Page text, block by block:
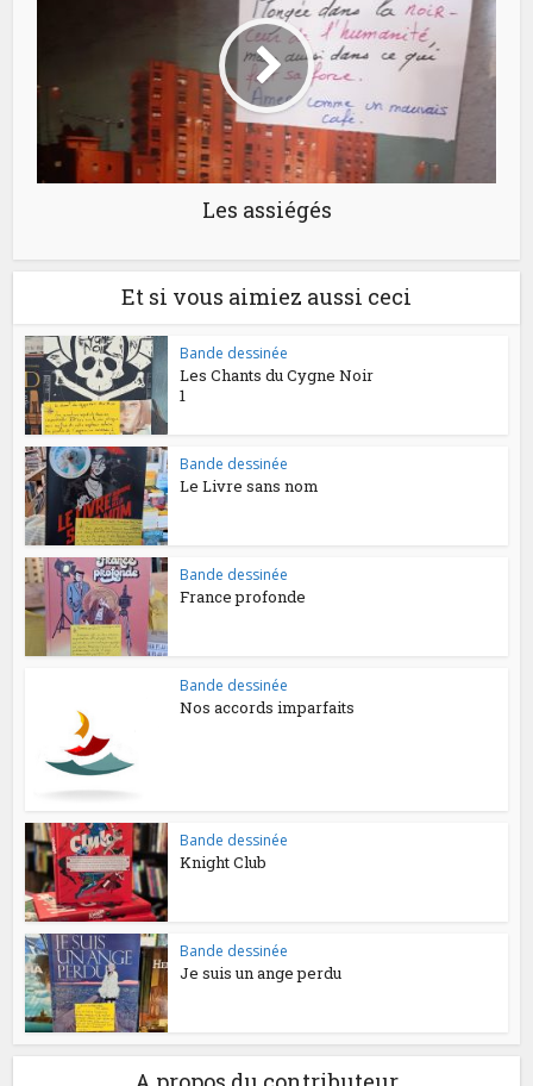
Les assiégés
Et si vous aimiez aussi ceci
Bande dessinée
Les Chants du Cygne Noir
1
Bande dessinée
Le Livre sans nom
Bande dessinée
France profonde
Bande dessinée
Nos accords imparfaits
Bande dessinée
Knight Club
Bande dessinée
Je suis un ange perdu